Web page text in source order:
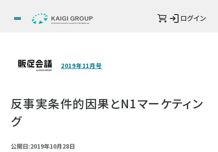
ログイン
2019年11月号
反事実条件的因果とN1マーケティン
グ
公開日:2019年10月28日